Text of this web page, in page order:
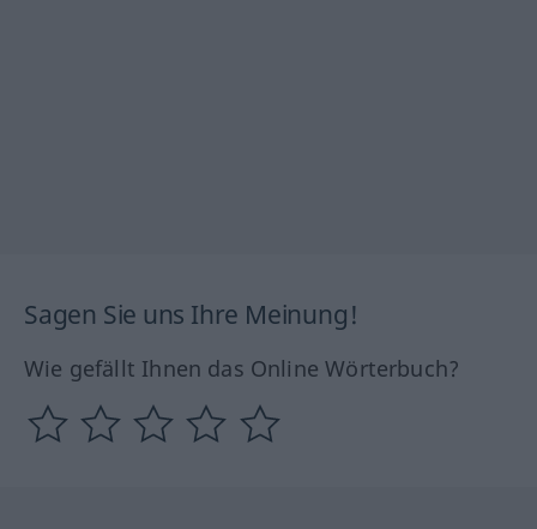
Sagen Sie uns Ihre Meinung!
Wie gefällt Ihnen das Online Wörterbuch?